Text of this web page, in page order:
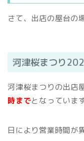
さて、出店の屋台の
河津桜まつり
河津桜まつりの出店
時までとなっていま
日により営業時間が